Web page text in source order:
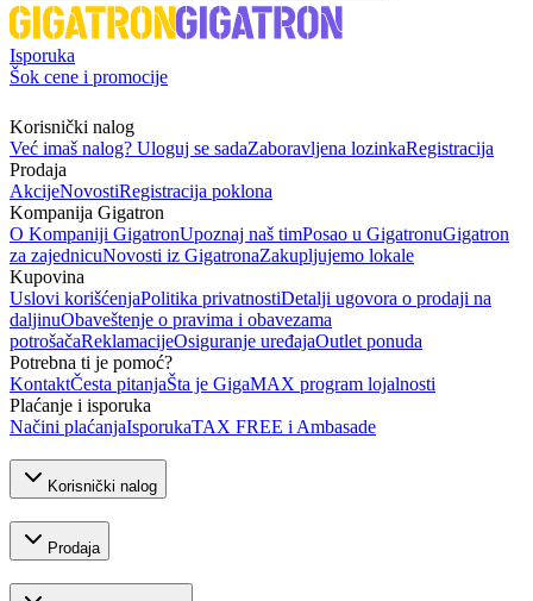
Isporuka
Šok cene i promocije
Korisnički nalog
Već imaš nalog? Uloguj se sadaZaboravljena lozinkaRegistracija
Prodaja
AkcijeNovostiRegistracija poklona
Kompanija Gigatron
O Kompaniji GigatronUpoznaj naš timPosao u GigatronuGigatron
za zajednicuNovosti iz GigatronaZakupljujemo lokale
Kupovina
Uslovi korišćenjaPolitika privatnostiDetalji ugovora o prodaji na
daljinuObaveštenje o pravima i obavezama
potrošačaReklamacijeOsiguranje uređajaOutlet ponuda
Potrebna ti je pomoć?
KontaktČesta pitanjaŠta je GigaMAX program lojalnosti
Plaćanje i isporuka
Načini plaćanjaIsporukaTAX FREE i Ambasade
Korisnički nalog
Prodaja